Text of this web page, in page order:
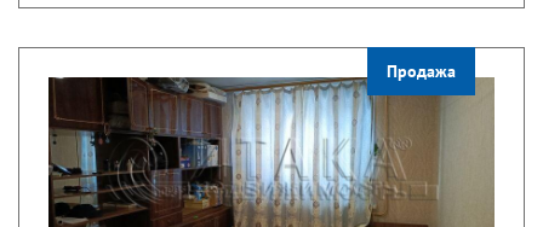
Продажа